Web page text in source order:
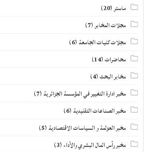
ماستر(20)
مجلات المخابر(7)
مجلات كليات الجامعة (6)
محاضرات(14)
مخابر البحث(4)
مخبر ادارة التغيير في المؤسسة الجزائرية (7)
مخبر الصناعات التقليدية (6)
مخبر العولمة و السياسات الاقتصادية (5)
مخبر رأس المال البشري والأداء(3)